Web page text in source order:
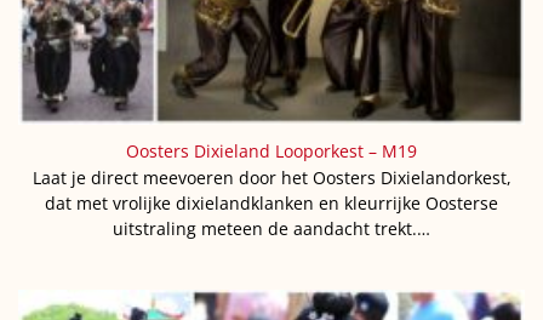
Oosters Dixieland Looporkest – M19
Laat je direct meevoeren door het Oosters Dixielandorkest,
dat met vrolijke dixielandklanken en kleurrijke Oosterse
uitstraling meteen de aandacht trekt.…